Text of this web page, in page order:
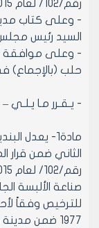
رقم/102/ لعام 2015.
- وعلى كتاب
السيد رئيس مجلس
- وعلى موافقة
حلب (بالإجماع) في جلسته
- يـقـرر مـا يـلـي –
الثاني ضمن
صناعة الألبسة
1977 ضمن مدينة حلب وفقاً للجدول التالي: